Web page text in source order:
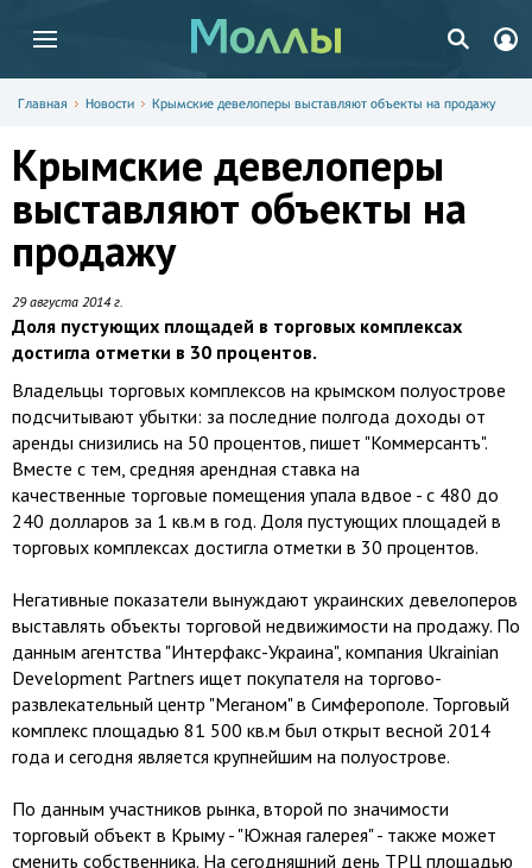
Главная Новости Крымские девелоперы выставляют объекты на продажу
Крымские девелоперы
выставляют объекты на
продажу
29 августа 2014 г.
Доля пустующих площадей в торговых комплексах
достигла отметки в 30 процентов.
Владельцы торговых комплексов на крымском полуострове
подсчитывают убытки: за последние полгода доходы от
аренды снизились на 50 процентов, пишет "Коммерсантъ".
Вместе с тем, средняя арендная ставка на
качественные торговые помещения упала вдвое - с 480 до
240 долларов за 1 кв.м в год. Доля пустующих площадей в
торговых комплексах достигла отметки в 30 процентов.
Негативные показатели вынуждают украинских девелоперов
выставлять объекты торговой недвижимости на продажу. По
данным агентства "Интерфакс-Украина", компания Ukrainian
Development Partners ищет покупателя на торгово-
развлекательный центр "Меганом" в Симферополе. Торговый
комплекс площадью 81 500 кв.м был открыт весной 2014
года и сегодня является крупнейшим на полуострове.
По данным участников рынка, второй по значимости
торговый объект в Крыму - "Южная галерея" - также может
сменить собственника. На сегодняшний день ТРЦ площадью